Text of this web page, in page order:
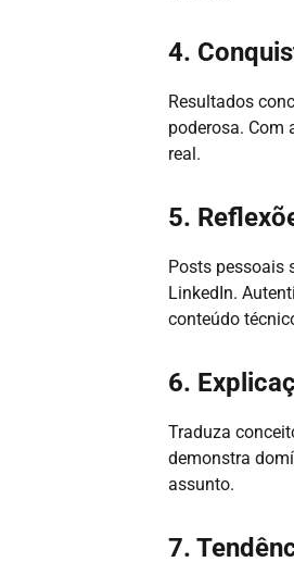
4.
Resultados
poderosa. Com
real.
5.
Posts pessoais
LinkedIn.
conteúdo
6.
Traduza
demonstra
assunto.
7.